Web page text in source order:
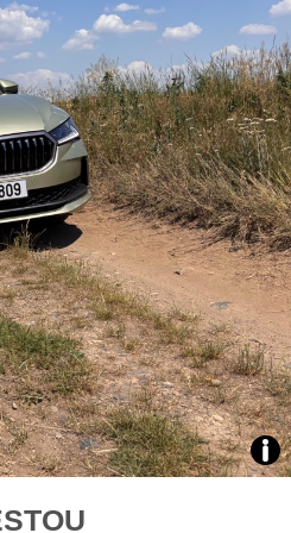
Jak pečovat o auto po zimě
rady na